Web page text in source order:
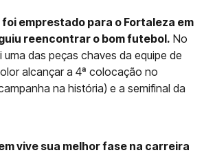
emprestado para o Fortaleza em
reencontrar o bom futebol. No
das peças chaves da equipe de
alcançar a 4ª colocação no
na história) e a semifinal da
vive sua melhor fase na carreira